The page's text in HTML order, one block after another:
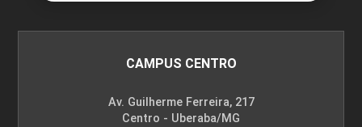
Fisioterapia Dermatofuncional nas
CAMPUS CENTRO
Av. Guilherme Ferreira, 217
Centro - Uberaba/MG